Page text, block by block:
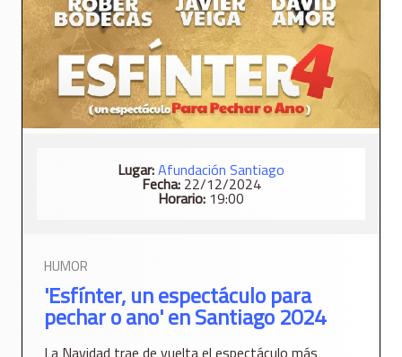
Lugar:Afundación Santiago
Fecha:22/12/2024
Horario: 19:00
HUMOR
'Esfínter, un espectáculo para
pechar o ano' en Santiago 2024
La Navidad trae de vuelta el espectáculo más